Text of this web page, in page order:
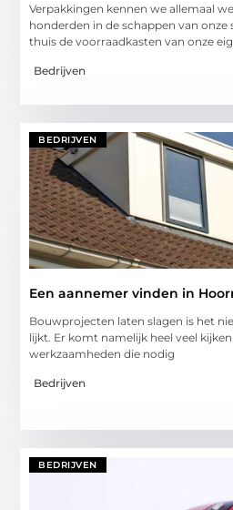
Verpakkingen kennen we allemaal
honderden in de schappen van
thuis de voorraadkasten van onze
Bedrijven
BEDRIJVEN
Een aannemer vinden in
Bouwprojecten laten slagen is het
lijkt. Er komt namelijk heel veel
werkzaamheden die nodig
Bedrijven
BEDRIJVEN